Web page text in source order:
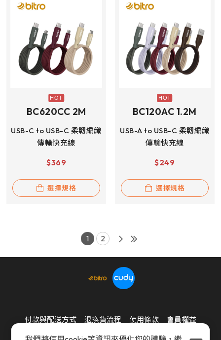
BC620CC 2M
USB-C to USB-C 柔韌編織
傳輸快充線
$369
選擇規格
BC120AC 1.2M
USB-A to USB-C 柔韌編織
傳輸快充線
$249
選擇規格
1 2
付款與配送方式 退換貨流程 使用條款
會員權益